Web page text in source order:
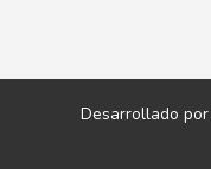
Desarrollado por